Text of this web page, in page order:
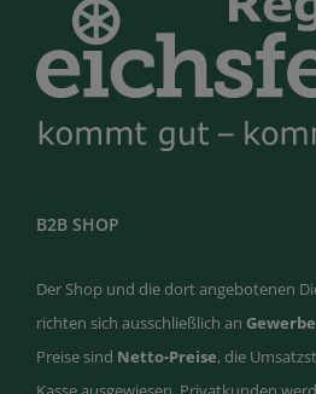
B2B SHOP
Der Shop und die dort angebotenen
richten sich ausschließlich an
Preise sind Netto-Preise, die